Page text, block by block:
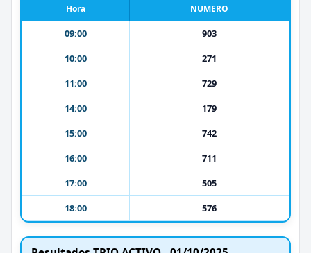
Hora NUMERO
09:00
903
10:00
271
11:00
729
14:00
179
15:00
742
16:00
711
17:00
505
18:00
576